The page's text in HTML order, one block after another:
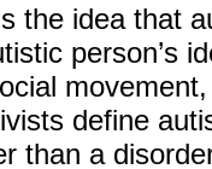
the idea that
person’s
define
than a